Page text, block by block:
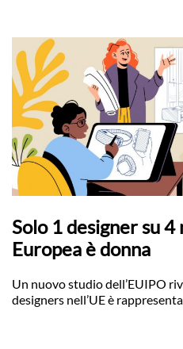
Solo 1 designer su 4
Europea è donna
Un nuovo studio dell’EUIPO
designers nell’UE è